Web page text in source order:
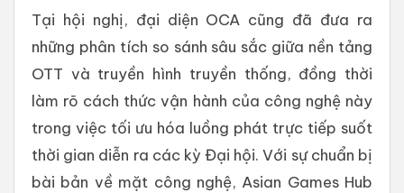
Tại hội nghị, đại diện OCA cũng đã đưa ra
những phân tích so sánh sâu sắc giữa nền tảng
OTT và truyền hình truyền thống, đồng thời
làm rõ cách thức vận hành của công nghệ này
trong việc tối ưu hóa luồng phát trực tiếp suốt
thời gian diễn ra các kỳ Đại hội. Với sự chuẩn bị
bài bản về mặt công nghệ, Asian Games Hub